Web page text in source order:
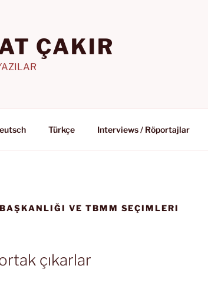
ÇAKIR
Türkçe Interviews / Röportajlar
VE TBMM SEÇIMLERI
çıkarlar